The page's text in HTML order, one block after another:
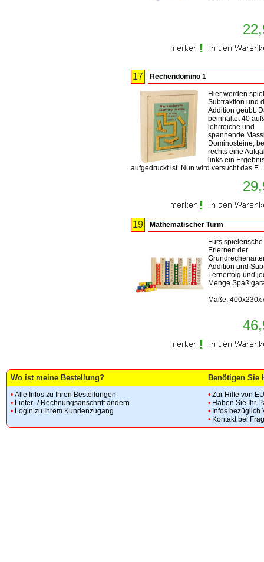
17 Rechendomino 1
Hier werden
Subtraktion und
Addition geübt.
beinhaltet 40
lehrreiche und
spannende
Dominosteine,
rechts eine
links ein
aufgedruckt ist. Nun wird versucht das E
19 Mathematischer Turm
Fürs spielerische
Erlernen der
Addition und
Lernerfolg und
Menge Spaß
Maße:
Wo ist meine Bestellung? Benötigen Sie
• Alle Infos zu Ihren Bestellungen
• Liefer- / Rechnungsanschrift ändern
• Login zu Ihrem Kundenzugang
• Zur Hilfe von
• Haben Sie Ihr
• Infos bezüglich
• Kontakt bei